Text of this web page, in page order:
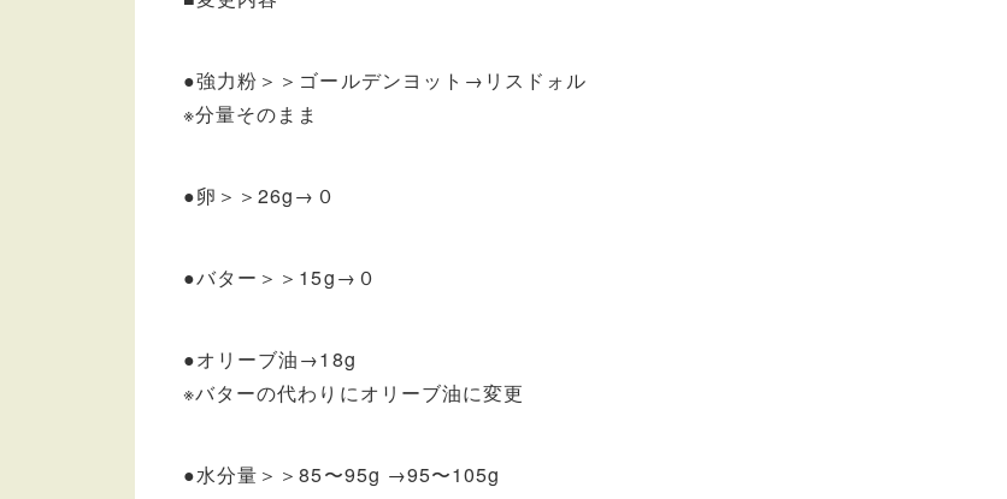
●強力粉＞＞ゴールデンヨット→リスドォル
※分量そのまま
●卵＞＞26g→０
●バター＞＞15g→０
●オリーブ油→18g
※バターの代わりにオリーブ油に変更
●水分量＞＞85〜95g →95〜105g